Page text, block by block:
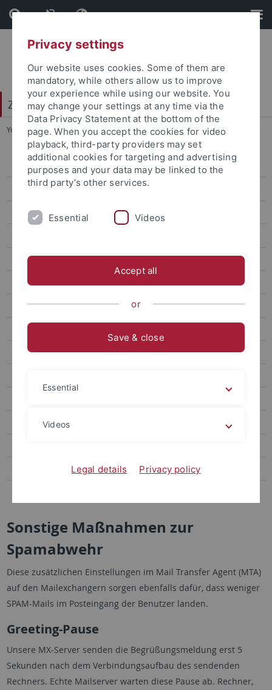
Skip
to
content
Skip
to
footer
Zentrum für Datenverarbeitung (ZDV)
You are here: Startseite ... Sonstige Maßnahmen
alma-Portal
Computing
Mail
Viren- und Spamschutz
Spamfilter
Mailinglisten
moodlepro
Sonstige Maßnahmen zur
Spamabwehr
Diese zusätzlichen Einstellungen im Mail Transfer Agent (MTA)
auf den Mailexchangern sorgen ebenfalls dafür, dass weniger
SPAM-Mails im Posteingang der Benutzer landen.
Greeting-Pause
Unsere MX-Server senden die Begrüßungsmeldung erst 5
Sekunden nach dem Verbindungsaufbau des sendenden
Rechners. Echte Mailserver warten diese Pause ab. Rechner,
Privacy settings
Our website uses cookies. Some of them are
mandatory, while others allow us to improve
your experience while using our website. You
may change your settings at any time via the
Data Privacy Statement at the bottom of the
page. When you accept the cookies for video
playback, third-party providers may set
additional cookies for targeting and advertising
purposes and your data may be linked to the
third party’s other services.
Essential Videos
Accept all
or
Save & close
Essential
Videos
Legal details Privacy policy